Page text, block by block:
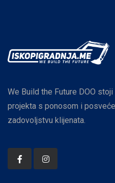
We Build the Future DOO
projekta s ponosom i
zadovoljstvu klijenata.